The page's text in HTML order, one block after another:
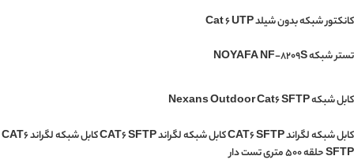
کانکتور شبکه بدون شیلد Cat 6 UTP
تستر شبکه NOYAFA NF-8209S
کابل شبکه Nexans Outdoor Cat6 SFTP
کابل شبکه لگراند CAT6 SFTP کابل شبکه لگراند CAT6 SFTP کابل شبکه لگراند CAT6
SFTP حلقه 500 متری تست دار